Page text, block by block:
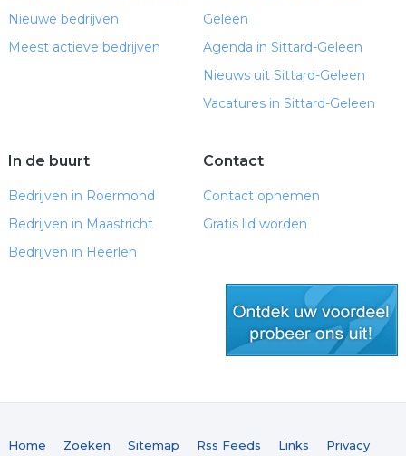
Nieuwe bedrijven
Meest actieve bedrijven
Geleen
Agenda in Sittard-Geleen
Nieuws uit Sittard-Geleen
Vacatures in Sittard-Geleen
In de buurt
Bedrijven in Roermond
Bedrijven in Maastricht
Bedrijven in Heerlen
Contact
Contact opnemen
Gratis lid worden
Home Zoeken Sitemap Rss Feeds Links Privacy